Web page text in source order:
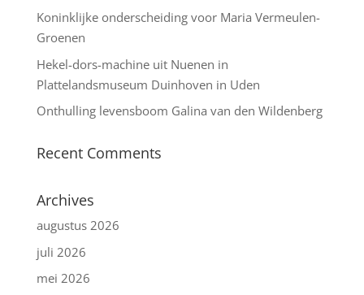
Koninklijke onderscheiding voor Maria Vermeulen-
Groenen
Hekel-dors-machine uit Nuenen in
Plattelandsmuseum Duinhoven in Uden
Onthulling levensboom Galina van den Wildenberg
Recent Comments
Archives
augustus 2026
juli 2026
mei 2026